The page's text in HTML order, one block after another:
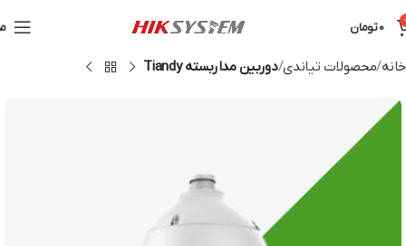
0تومان
خانه محصولات تیاندی دوربین مداربسته Tiandy